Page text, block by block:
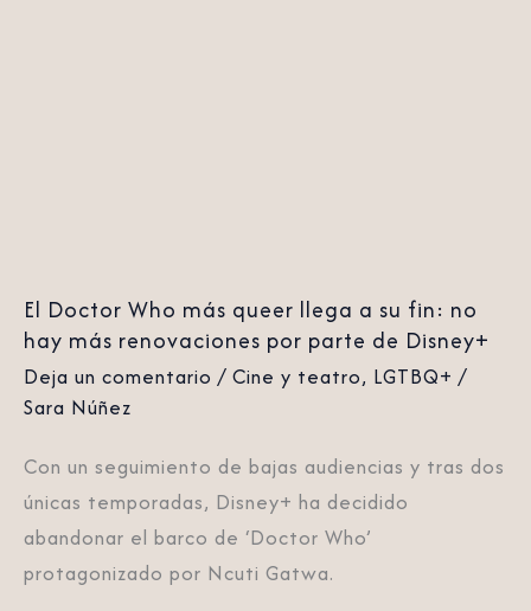
El Doctor Who más queer llega a su fin: no
hay más renovaciones por parte de Disney+
Deja un comentario / Cine y teatro, LGTBQ+ /
Sara Núñez
Con un seguimiento de bajas audiencias y tras dos
únicas temporadas, Disney+ ha decidido
abandonar el barco de ‘Doctor Who’
protagonizado por Ncuti Gatwa.
no
hay
más
por
parte
de
Disney+